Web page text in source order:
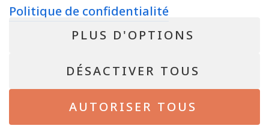
au code déontologique de l’ IPI
RC professionnelle et cautionnement via AXA Belgium SA – police n°
Bientôt disponible !
Politique de confidentialité
PLUS D'OPTIONS
DÉSACTIVER TOUS
AUTORISER TOUS